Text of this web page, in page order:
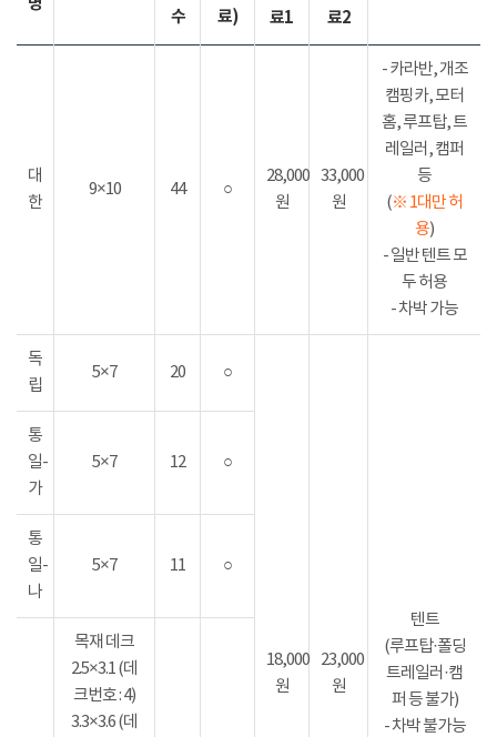
수
료)
료1
료2
대
한
9×10 44 ○
28,000
원
33,000
원
- 카라반, 개조
캠핑카, 모터
홈, 루프탑, 트
레일러, 캠퍼
등
(※ 1대만 허
용)
- 일반 텐트 모
두 허용
- 차박 가능
독
립
5×7 20 ○
18,000
원
23,000
원
텐트
(루프탑·폴딩
트레일러·캠
퍼 등 불가)
- 차박 불가능
통
일-
가
5×7 12 ○
통
일-
나
5×7 11 ○
목재 데크
2.5×3.1 (데
크번호 : 4)
3.3×3.6 (데